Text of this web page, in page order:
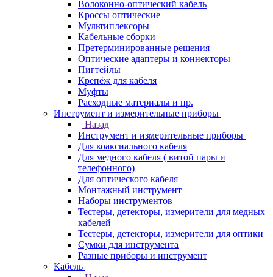
Волоконно-оптический кабель
Кроссы оптические
Мультиплексоры
Кабельные сборки
Претерминированные решения
Оптические адаптеры и коннекторы
Пигтейлы
Крепёж для кабеля
Муфты
Расходные материалы и пр.
Инструмент и измерительные приборы
Назад
Инструмент и измерительные приборы
Для коаксиального кабеля
Для медного кабеля ( витой пары и
телефонного)
Для оптического кабеля
Монтажный инструмент
Наборы инструментов
Тестеры, детекторы, измерители для медных
кабелей
Тестеры, детекторы, измерители для оптики
Сумки для инструмента
Разные приборы и инструмент
Кабель